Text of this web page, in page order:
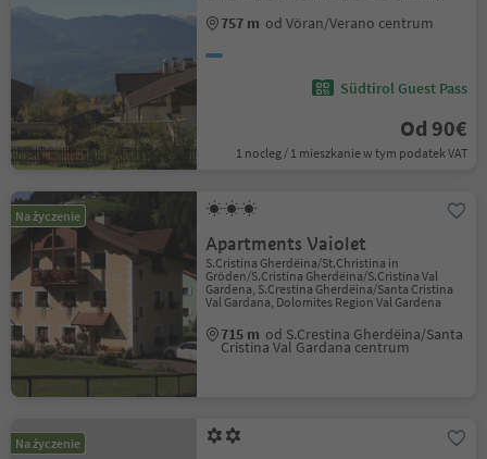
757 m od Vöran/Verano centrum
Südtirol Guest Pass
Od 90€
1 nocleg / 1 mieszkanie w tym podatek VAT
Na życzenie
Apartments Vaiolet
S.Cristina Gherdëina/St.Christina in
Gröden/S.Cristina Gherdëina/S.Cristina Val
Gardena, S.Crestina Gherdëina/Santa Cristina
Val Gardana, Dolomites Region Val Gardena
715 m od S.Crestina Gherdëina/Santa
Cristina Val Gardana centrum
Na życzenie